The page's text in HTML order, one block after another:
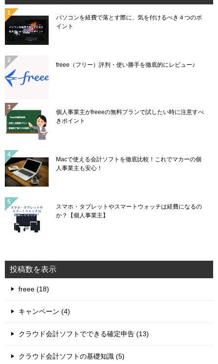
パソコンを経費で落とす際に、気を付けるべき４つのポ
イント
freee（フリー）評判・使い勝手を徹底的にレビュー♪
個人事業主がfreeeの無料プランで試したい時に注意すべ
きポイント
Macで使える会計ソフトを徹底比較！これでマカーの個
人事業主も安心！
スマホ・タブレットやスマートウォッチは経費になるの
か？【個人事業主】
投稿数を表示
freee (18)
キャンペーン (4)
クラウド会計ソフトでできる確定申告 (13)
クラウド会計ソフトの基礎知識 (5)